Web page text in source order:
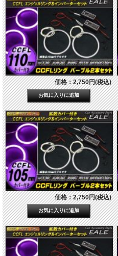
価格：2,750円(税込)
価格：2,750円(税込)